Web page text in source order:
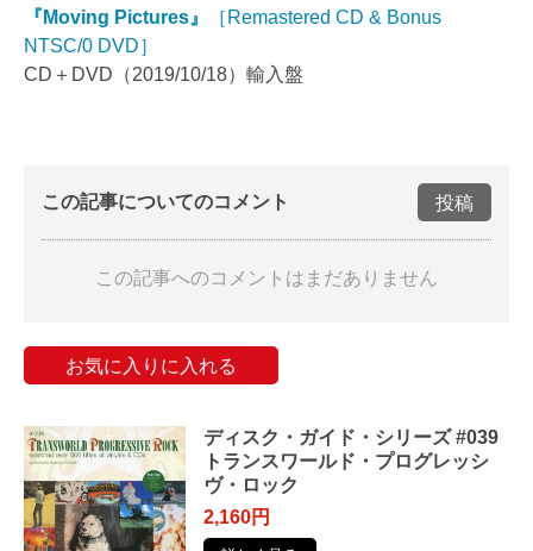
『Moving Pictures』
［Remastered CD & Bonus
NTSC/0 DVD］
CD＋DVD（2019/10/18）輸入盤
この記事についてのコメント 投稿
この記事へのコメントはまだありません
お気に入りに入れる
ディスク・ガイド・シリーズ #039
トランスワールド・プログレッシ
ヴ・ロック
2,160円